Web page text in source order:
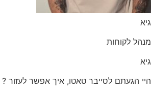
לקוחות
הגעתם לסייבר טאטו, איך אפשר לעזור ?